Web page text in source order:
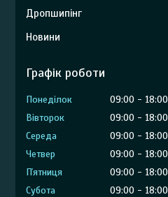
Дропшипінг
Новини
Графік роботи
Понеділок 09:00
18:00
Вівторок
09:00
18:00
Середа
09:00
18:00
Четвер
09:00
18:00
Пʼятниця
09:00
18:00
Субота
09:00
18:00